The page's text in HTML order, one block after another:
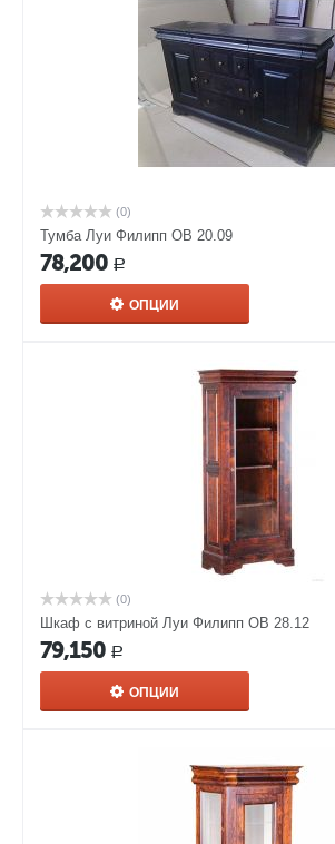
(0)
Тумба Луи Филипп ОВ 20.09
78,200 Р
ОПЦИИ
(0)
Шкаф с витриной Луи Филипп ОВ 28.12
79,150 Р
ОПЦИИ